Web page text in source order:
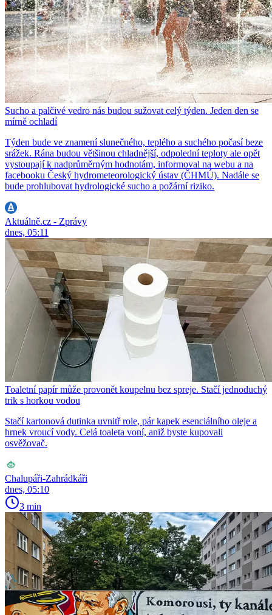
Sucho a palčivé vedro nás budou sužovat celý týden. Jeden den se
mírně ochladí
Týden bude ve znamení slunečného, teplého a suchého počasí beze
srážek. Rána budou většinou chladnější, odpolední teploty ale opět
vystoupají k nadprůměrným hodnotám, informoval na webu a na
facebooku Český hydrometeorologický ústav (ČHMÚ). Nadále se
bude prohlubovat hydrologické sucho a požární riziko.
Aktuálně.cz - Zprávy
dnes, 05:11
Toaletní papír může provonět koupelnu bez spreje. Stačí jednoduchý
trik s horkou vodou
Stačí kartonová dutinka uvnitř role, pár kapek esenciálního oleje a
hrnek vroucí vody. Celá toaleta voní, aniž byste kupovali
osvěžovač.
Chalupáři-Zahrádkáři
dnes, 05:10
3 min